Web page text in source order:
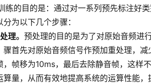
的目的是：通过对一系列预先标注好
为以下几个步骤：
理。 预处理的目的是为了对原始音频进
骤首先对原始音频信号作预加重处理，
，帧移为10ms，最后去除静音帧，这样
算量，从而有效地提高系统的运算性能，